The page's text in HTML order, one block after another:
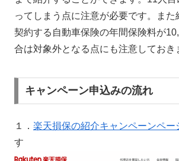
ってしまう点に注意が必要です。ま
契約する自動車保険の年間保険料が
合は対象外となる点にも注意しておき
キャンペーン申込みの流れ
１． 楽天損保の紹介キャンペーンペー
す